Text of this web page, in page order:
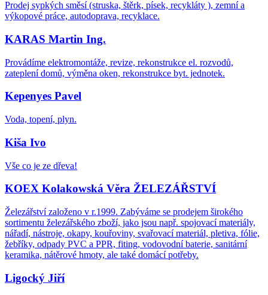
Prodej sypkých směsí (struska, štěrk, písek, recykláty ), zemní a
výkopové práce, autodoprava, recyklace.
KARAS Martin Ing.
Provádíme elektromontáže, revize, rekonstrukce el. rozvodů,
zateplení domů, výměna oken, rekonstrukce byt. jednotek.
Kepenyes Pavel
Voda, topení, plyn.
Kiša Ivo
Vše co je ze dřeva!
KOEX Kolakowská Věra ŽELEZÁŘSTVÍ
Železářství založeno v r.1999. Zabýváme se prodejem širokého
sortimentu železářského zboží, jako jsou např. spojovací materiály,
nářadí, nástroje, okapy, kouřoviny, svařovací materiál, pletiva, fólie,
žebříky, odpady PVC a PPR, fiting, vodovodní baterie, sanitární
keramika, nátěrové hmoty, ale také domácí potřeby.
Ligocký Jiří